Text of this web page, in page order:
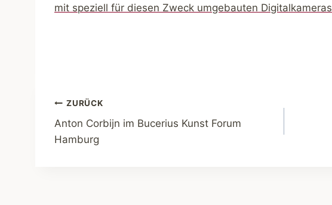
mit speziell für diesen Zweck umgebauten Digitalkameras
Beitragsnavigation
ZURÜCK
Anton Corbijn im Bucerius Kunst Forum
Hamburg